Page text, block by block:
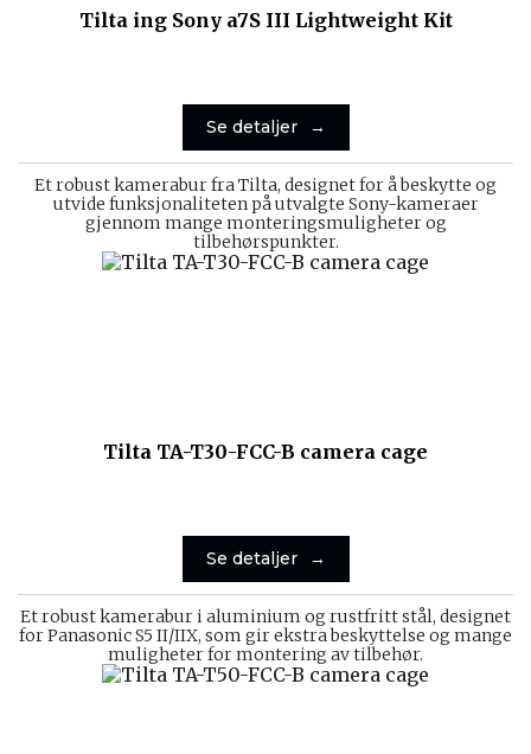
Tilta ing Sony a7S III Lightweight Kit
Se detaljer
Tilta TA-T30-FCC-B camera cage
Et robust kamerabur fra Tilta, designet for å beskytte og
utvide funksjonaliteten på utvalgte Sony-kameraer
gjennom mange monteringsmuligheter og
tilbehørspunkter.
Se detaljer
Et robust kamerabur i aluminium og rustfritt stål, designet
for Panasonic S5 II/IIX, som gir ekstra beskyttelse og mange
muligheter for montering av tilbehør.